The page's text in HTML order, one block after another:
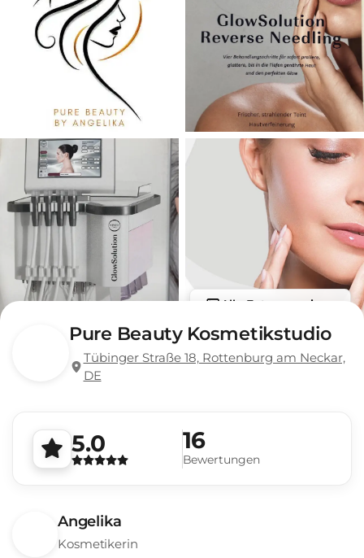
Alle Fotos anzeigen
Pure Beauty Kosmetikstudio
Tübinger Straße 18, Rottenburg am Neckar,
DE
5.0 16
Bewertungen
Angelika
Kosmetikerin